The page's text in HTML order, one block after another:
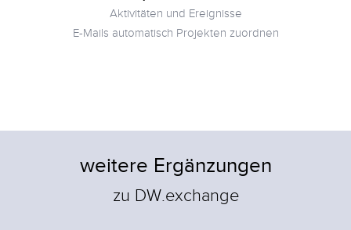
Aktivitäten und Ereignisse
E-Mails automatisch Projekten zuordnen
weitere Ergänzungen
zu DW.exchange